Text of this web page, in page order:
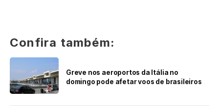
Confira também:
Greve nos aeroportos da Itália no
domingo pode afetar voos de brasileiros